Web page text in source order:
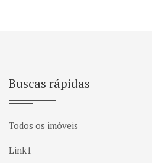
Buscas rápidas
Todos os imóveis
Link1